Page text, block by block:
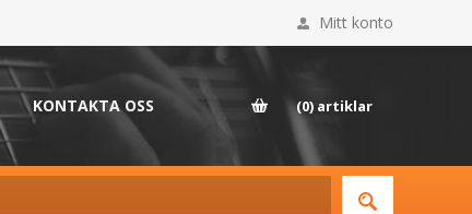
Mitt konto
KONTAKTA OSS (0) artiklar